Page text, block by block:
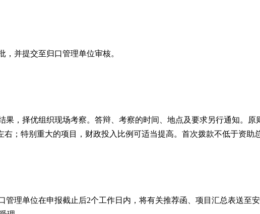
并提交至归口管理单位审核。
，择优组织现场考察。答辩、考察的时间、地点及要求另行通知。
右；特别重大的项目，财政投入比例可适当提高。首次拨款不低于资助
管理单位在申报截止后2个工作日内，将有关推荐函、项目汇总表送至